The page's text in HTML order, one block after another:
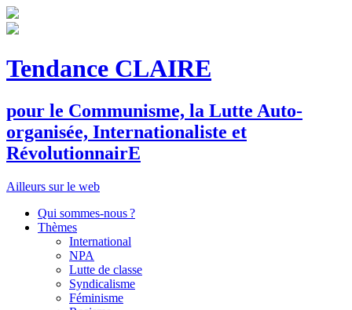
Tendance CLAIRE
pour le Communisme, la Lutte Auto-
organisée, Internationaliste et
RévolutionnairE
Ailleurs sur le web
Qui sommes-nous ?
Thèmes
International
NPA
Lutte de classe
Syndicalisme
Féminisme